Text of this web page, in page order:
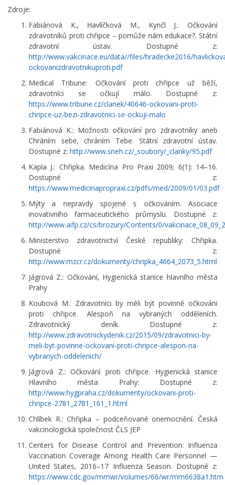
Zdroje:
Fabiánová K., Havlíčková M., Kynčl J.: Očkování
zdravotníků proti chřipce – pomůže nám edukace?. Státní
zdravotní ústav. Dostupné z:
http://www.vakcinace.eu/data//files/hradecke2016/
ockovanizdravotnikuproti.pdf
Medical Tribune: Očkování proti chřipce už běží,
zdravotníci se očkují málo. Dostupné z:
https://www.tribune.cz/clanek/40646-ockovani-proti-
chripce-uz-bezi-zdravotnici-se-ockuji-malo
Fabiánová K.: Možnosti očkování pro zdravotníky aneb
Chráním sebe, chráním Tebe. Státní zdravotní ústav.
Dostupné z: http://www.sneh.cz/_soubory/_clanky/95.pdf
Kapla J.: Chřipka. Medicína Pro Praxi 2009; 6(1): 14–16.
Dostupné z:
https://www.medicinapropraxi.cz/pdfs/med/2009/01/03.pdf
Mýty a nepravdy spojené s očkováním. Asociace
inovativního farmaceutického průmyslu. Dostupné z:
http://www.aifp.cz/cs/brozury/Contents/0/
Ministerstvo zdravotnictví České republiky: Chřipka.
Dostupné z:
http://www.mzcr.cz/dokumenty/chripka_4664_2073_5.html
Jágrová Z.: Očkování, Hygienická stanice hlavního města
Prahy
Koubová M.: Zdravotníci by měli být povinně očkováni
proti chřipce. Alespoň na vybraných odděleních.
Zdravotnický deník. Dostupné z:
http://www.zdravotnickydenik.cz/2015/09/zdravotnici-by-
meli-byt-povinne-ockovani-proti-chripce-alespon-na-
vybranych-oddelenich/
Jágrová Z.: Očkování proti chřipce. Hygienická stanice
Hlavního města Prahy: Dostupné z:
http://www.hygpraha.cz/dokumenty/ockovani-proti-
chripce-2781_2781_161_1.html
Chlíbek R.: Chřipka – podceňované onemocnění. Česká
vakcinologická společnost ČLS JEP
Centers for Disease Control and Prevention: Influenza
Vaccination Coverage Among Health Care Personnel —
United States, 2016–17 Influenza Season. Dostupné z:
https://www.cdc.gov/mmwr/volumes/66/wr/mm6638a1.htm